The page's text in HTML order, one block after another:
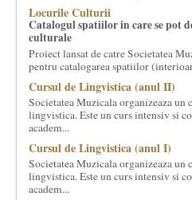
Locurile Culturii
Catalogul spatiilor in care se pot
culturale
Proiect lansat de catre Societatea
pentru catalogarea spatiilor
Cursul de Lingvistica (anul II)
Societatea Muzicala organizeaza un
lingvistica. Este un curs intensiv si
academ...
Cursul de Lingvistica (anul I)
Societatea Muzicala organizeaza un
lingvistica. Este un curs intensiv si
academ...